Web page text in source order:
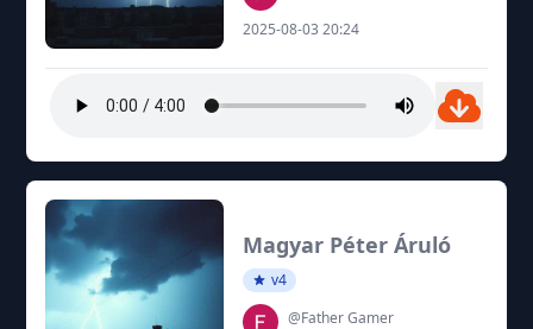
2025-08-03 20:24
Magyar Péter Áruló
v4
@Father Gamer